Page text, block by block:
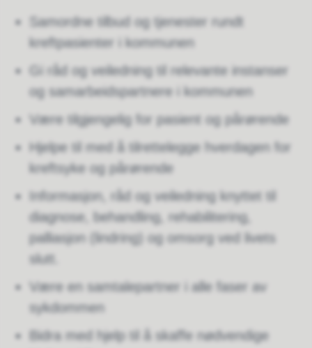
Samordne tilbud og tjenester rundt
kreftpasienter i kommunen
Gi råd og veiledning til relevante instanser
og samarbeidspartnere i kommunen
Være tilgjengelig for pasient og pårørende
Hjelpe til med å tilrettelegge hverdagen for
kreftsyke og pårørende
Informasjon, råd og veiledning knyttet til
diagnose, behandling, rehabilitering,
palliasjon (lindring) og omsorg ved livets
slutt.
Være en samtalepartner i alle faser av
sykdommen
Bidra med hjelp til å skaffe nødvendige